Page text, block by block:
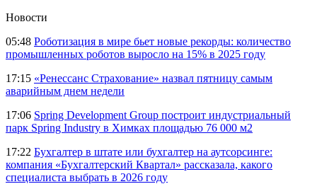
Новости
05:48 Роботизация в мире бьет новые рекорды: количество
промышленных роботов выросло на 15% в 2025 году
17:15 «Ренессанс Страхование» назвал пятницу самым
аварийным днем недели
17:06 Spring Development Group построит индустриальный
парк Spring Industry в Химках площадью 76 000 м2
17:22 Бухгалтер в штате или бухгалтер на аутсорсинге:
компания «Бухгалтерский Квартал» рассказала, какого
специалиста выбрать в 2026 году